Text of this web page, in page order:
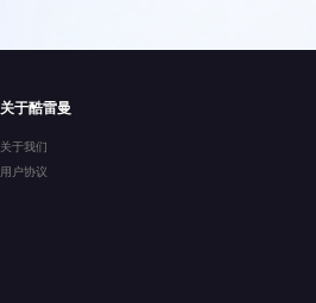
关于酷雷曼
关于我们
用户协议